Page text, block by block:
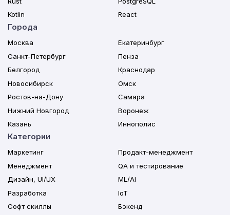
Kotlin
React
Города
Москва
Санкт-Петербург
Белгород
Новосибирск
Ростов-на-Дону
Нижний Новгород
Казань
Екатеринбург
Пенза
Краснодар
Омск
Самара
Воронеж
Иннополис
Категории
Маркетинг
Менеджмент
Дизайн, UI/UX
Разработка
Софт скиллы
Продакт-менеджмент
QA и тестирование
ML/AI
IoT
Бэкенд